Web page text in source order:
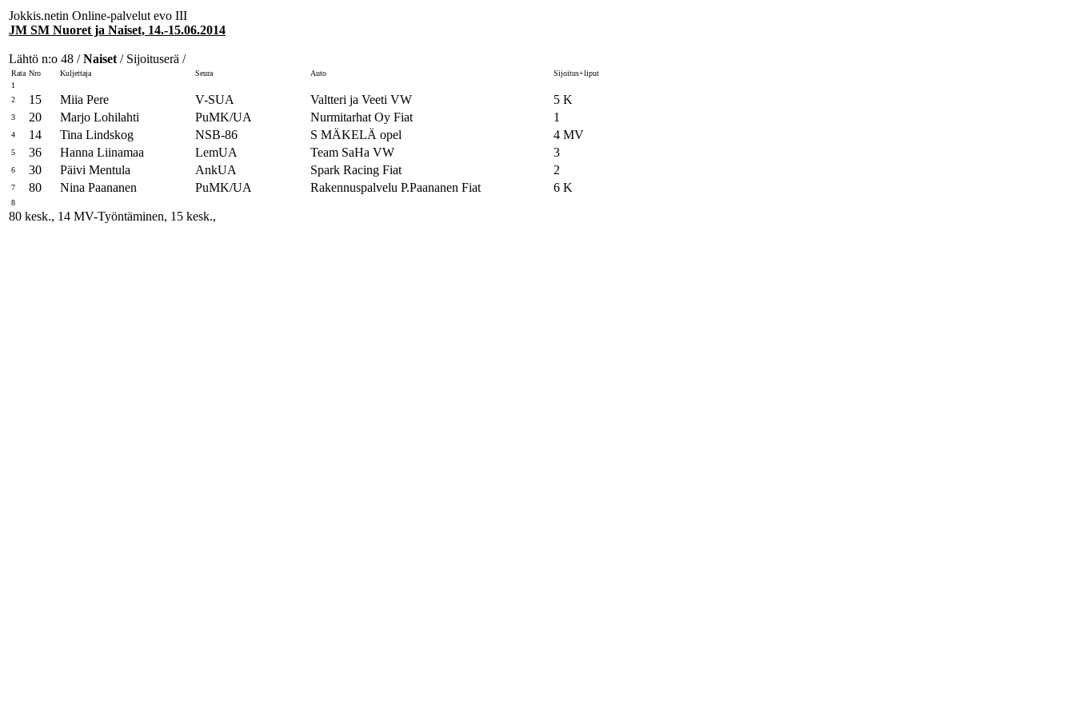
Jokkis.netin Online-palvelut evo III
JM SM Nuoret ja Naiset, 14.-15.06.2014
Lähtö n:o 48 /Naiset / Sijoituserä /
Rata Nro Kuljettaja Seura Auto
Sijoitus+liput
1
2
15 Miia Pere V-SUA Valtteri ja Veeti VW 5 K
3 20 Marjo Lohilahti PuMK/UA Nurmitarhat Oy Fiat 1
4 14 Tina Lindskog NSB-86 S MÄKELÄ opel 4 MV
5 36 Hanna Liinamaa LemUA Team SaHa VW 3
6 30 Päivi Mentula AnkUA Spark Racing Fiat 2
7 80 Nina Paananen PuMK/UA Rakennuspalvelu P.Paananen Fiat 6 K
8
80 kesk., 14 MV-Työntäminen, 15 kesk.,